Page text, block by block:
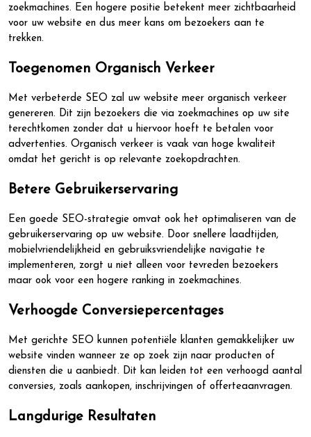
zoekmachines. Een hogere positie betekent meer zichtbaarheid
voor uw website en dus meer kans om bezoekers aan te
trekken.
Toegenomen Organisch Verkeer
Met verbeterde SEO zal uw website meer organisch verkeer
genereren. Dit zijn bezoekers die via zoekmachines op uw site
terechtkomen zonder dat u hiervoor hoeft te betalen voor
advertenties. Organisch verkeer is vaak van hoge kwaliteit
omdat het gericht is op relevante zoekopdrachten.
Betere Gebruikerservaring
Een goede SEO-strategie omvat ook het optimaliseren van de
gebruikerservaring op uw website. Door snellere laadtijden,
mobielvriendelijkheid en gebruiksvriendelijke navigatie te
implementeren, zorgt u niet alleen voor tevreden bezoekers
maar ook voor een hogere ranking in zoekmachines.
Verhoogde Conversiepercentages
Met gerichte SEO kunnen potentiële klanten gemakkelijker uw
website vinden wanneer ze op zoek zijn naar producten of
diensten die u aanbiedt. Dit kan leiden tot een verhoogd aantal
conversies, zoals aankopen, inschrijvingen of offerteaanvragen.
Langdurige Resultaten